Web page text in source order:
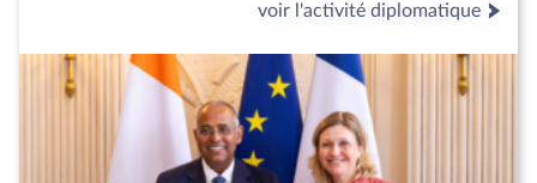
voir l'activité diplomatique